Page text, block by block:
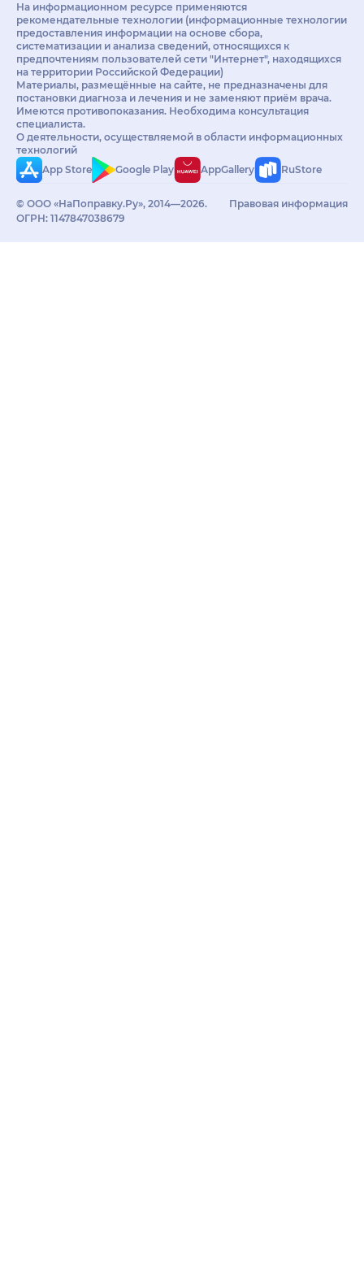
На информационном ресурсе применяются
рекомендательные технологии (информационные технологии
предоставления информации на основе сбора,
систематизации и анализа сведений, относящихся к
предпочтениям пользователей сети "Интернет", находящихся
на территории Российской Федерации)
Материалы, размещённые на сайте, не предназначены для
постановки диагноза и лечения и не заменяют приём врача.
Имеются противопоказания. Необходима консультация
специалиста.
О деятельности, осуществляемой в области информационных
технологий
App Store
Google Play AppGallery RuStore
© ООО «НаПоправку.Ру», 2014—2026.
ОГРН: 1147847038679
Правовая информация